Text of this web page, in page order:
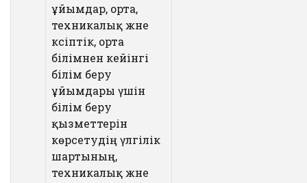
ұйымдар, орта,
техникалық және
кәсіптік, орта
білімнен кейінгі
білім беру
ұйымдары үшін
білім беру
қызметтерін
көрсетудің үлгілік
шартының,
техникалық және